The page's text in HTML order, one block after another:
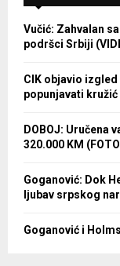
Vučić: Zahvalan
podršci Srbiji
CIK objavio
popunjavati kružić
DOBOJ: Uručena
320.000 KM
Goganović: Dok
ljubav srpskog
Goganović i